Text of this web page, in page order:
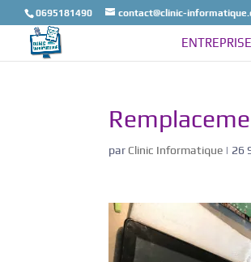
0695181490 contact@clinic-
par Clinic Informatique | 26